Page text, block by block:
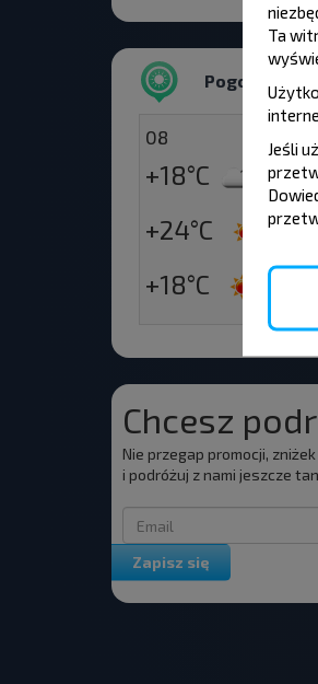
Pogoda
08
+18°C Rano
+24°C
+18°C
Chcesz
Nie przegap promocji,
i podróżuj z nami jeszcze
Zapisz się
Ta
Jeśli